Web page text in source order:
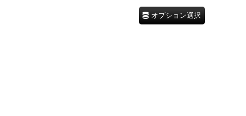
オプション選択